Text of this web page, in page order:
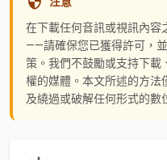
在下載任何音訊或視訊內
——請確保您已獲得許可，
策。我們不鼓勵或支持下載
權的媒體。本文所述的方法
及繞過或破解任何形式的數